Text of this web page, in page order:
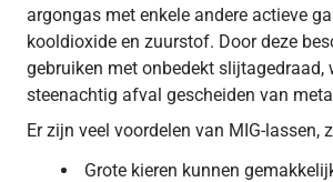
argongas met enkele andere actieve
kooldioxide en zuurstof. Door deze
gebruiken met onbedekt slijtagedraad,
steenachtig afval gescheiden van
Er zijn veel voordelen van MIG-lassen,
Grote kieren kunnen